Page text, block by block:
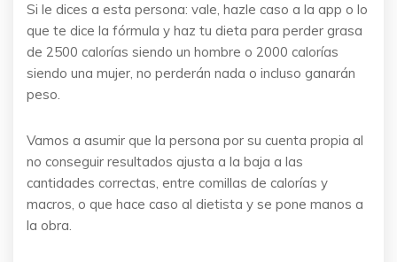
Si le dices a esta persona: vale, hazle caso a la app o lo
que te dice la fórmula y haz tu dieta para perder grasa
de 2500 calorías siendo un hombre o 2000 calorías
siendo una mujer, no perderán nada o incluso ganarán
peso.
Vamos a asumir que la persona por su cuenta propia al
no conseguir resultados ajusta a la baja a las
cantidades correctas, entre comillas de calorías y
macros, o que hace caso al dietista y se pone manos a
la obra.